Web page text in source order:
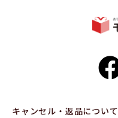
キャンセル・返品について